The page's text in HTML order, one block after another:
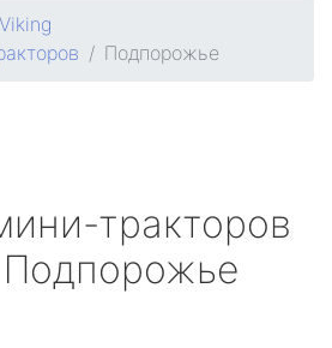
Подпорожье
тракторов
Подпорожье